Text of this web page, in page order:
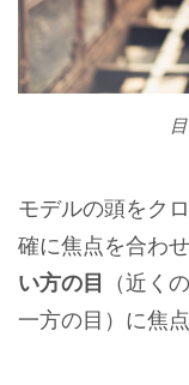
モデルの頭をク
確に焦点を合わ
い方の目
（近く
一方の目）に焦